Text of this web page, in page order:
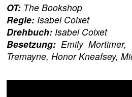
OT: The Bookshop
Regie: Isabel Coixet
Drehbuch: Isabel Coixet
Besetzung: Emily
Tremayne, Honor Kneafsey,